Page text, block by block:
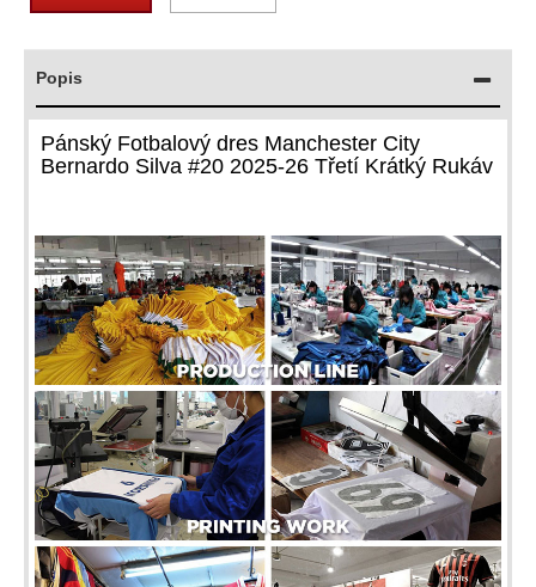
Popis
Pánský Fotbalový dres Manchester City
Bernardo Silva #20 2025-26 Třetí Krátký Rukáv